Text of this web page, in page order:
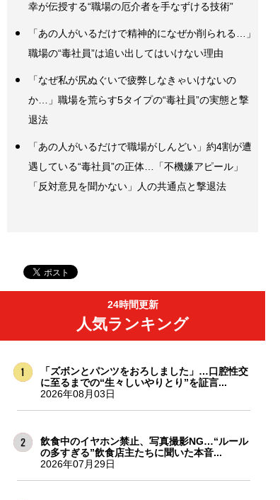
幸が伝授する“職場の厄介者を手なずける技術”
「あの人がいるだけで精神的になぜか削られる…」
職場の“毒社員”は追い出してはいけない理由
「なぜ私が尻ぬぐいで疲弊しなきゃいけないの
か…」職場を荒らす5タイプの“毒社員”の実態と撃
退法
「あの人がいるだけで職場がしんどい」約4割が遭
遇している“毒社員”の正体…「不機嫌アピール」
「反対意見を聞かない」人の共通点と撃退法
24時間更新
人気ランキング
「ズボンとパンツをおろしました」…口腔性交
に至るまでの“生々しいやりとり”を証言...
2026年08月03日
飲食中のイヤホン禁止、写真撮影NG…“ルール
の多すぎる”飲食店主たちに聞いた本音...
2026年07月29日